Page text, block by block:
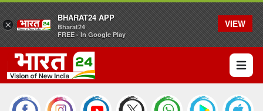
Open
×
BHARAT24 APP
Bharat24
FREE - In Google Play
VIEW